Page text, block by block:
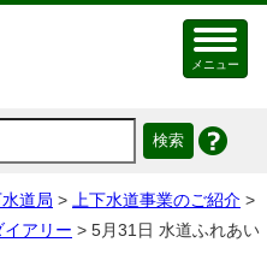
メニュー
水道局 > 上下水道事業のご紹介 >
イアリー > 5月31日 水道ふれあい